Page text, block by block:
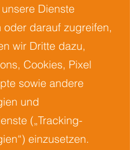
Dienste
oder darauf zugreifen,
wir Dritte dazu,
Cookies, Pixel
sowie andere
und
(„Tracking-
einzusetzen.